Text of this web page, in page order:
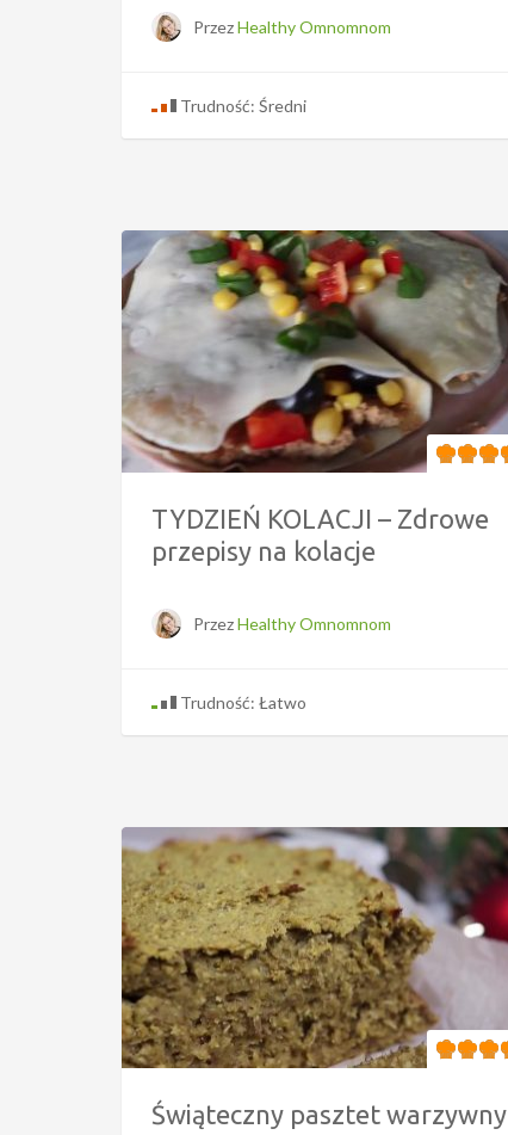
PrzezHealthy Omnomnom
Trudność: Średni
TYDZIEŃ KOLACJI – Zdrowe
przepisy na kolacje
PrzezHealthy Omnomnom
Trudność: Łatwo
Świąteczny pasztet warzywny